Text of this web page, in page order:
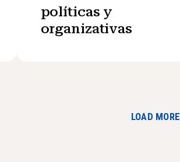
políticas y
organizativas
LOAD MORE